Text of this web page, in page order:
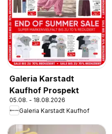
Galeria Karstadt
Kaufhof Prospekt
05.08. - 18.08.2026
Galeria Karstadt Kaufhof